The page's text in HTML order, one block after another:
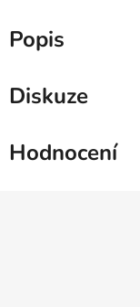
Popis
Diskuze
Hodnocení